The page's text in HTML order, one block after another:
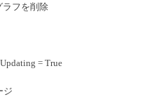
フを削除
= True
ジ